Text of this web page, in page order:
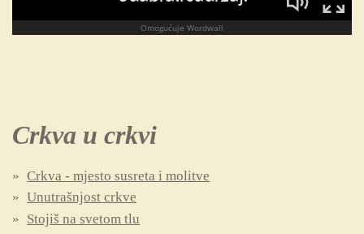
Crkva u crkvi
Crkva - mjesto susreta i molitve
Unutrašnjost crkve
Stojiš na svetom tlu